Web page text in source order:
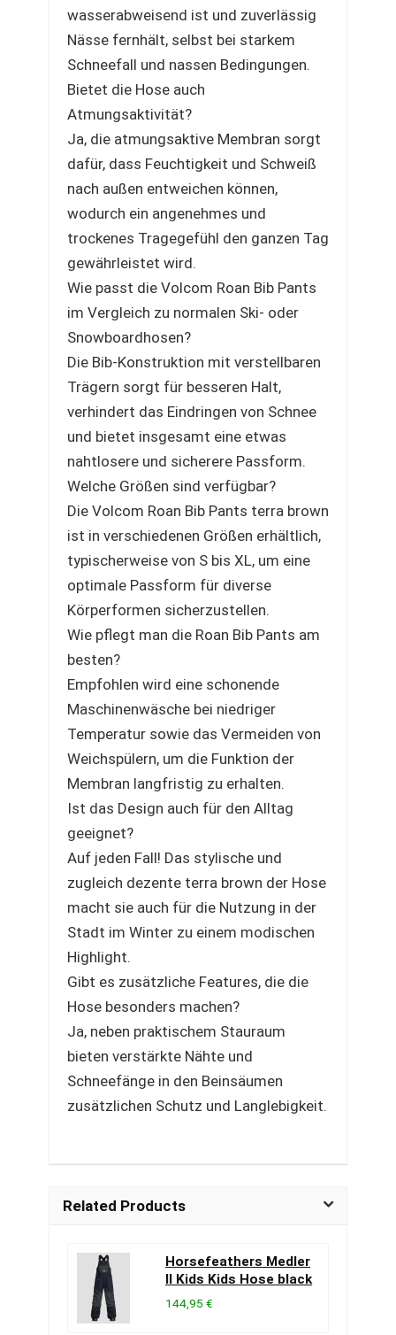
wasserabweisend ist und zuverlässig
Nässe fernhält, selbst bei starkem
Schneefall und nassen Bedingungen.
Bietet die Hose auch
Atmungsaktivität?
Ja, die atmungsaktive Membran sorgt
dafür, dass Feuchtigkeit und Schweiß
nach außen entweichen können,
wodurch ein angenehmes und
trockenes Tragegefühl den ganzen Tag
gewährleistet wird.
Wie passt die Volcom Roan Bib Pants
im Vergleich zu normalen Ski- oder
Snowboardhosen?
Die Bib-Konstruktion mit verstellbaren
Trägern sorgt für besseren Halt,
verhindert das Eindringen von Schnee
und bietet insgesamt eine etwas
nahtlosere und sicherere Passform.
Welche Größen sind verfügbar?
Die Volcom Roan Bib Pants terra brown
ist in verschiedenen Größen erhältlich,
typischerweise von S bis XL, um eine
optimale Passform für diverse
Körperformen sicherzustellen.
Wie pflegt man die Roan Bib Pants am
besten?
Empfohlen wird eine schonende
Maschinenwäsche bei niedriger
Temperatur sowie das Vermeiden von
Weichspülern, um die Funktion der
Membran langfristig zu erhalten.
Ist das Design auch für den Alltag
geeignet?
Auf jeden Fall! Das stylische und
zugleich dezente terra brown der Hose
macht sie auch für die Nutzung in der
Stadt im Winter zu einem modischen
Highlight.
Gibt es zusätzliche Features, die die
Hose besonders machen?
Ja, neben praktischem Stauraum
bieten verstärkte Nähte und
Schneefänge in den Beinsäumen
zusätzlichen Schutz und Langlebigkeit.
Related Products
Horsefeathers Medler
II Kids Kids Hose black
144,95 €